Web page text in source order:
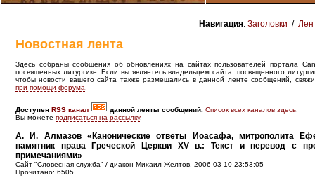
Навигация: Заголовки /
Новостная лента
Здесь собраны сообщения об обновлениях на сайтах пользователей портала
посвященных литургике. Если вы являетесь владельцем сайта, посвященного
чтобы новости вашего сайта также размещались в данной ленте сообщений,
при помощи форума
Доступен RSS канал данной ленты сообщений. Список всех каналов здесь
Вы можете подписаться на рассылку.
А. И. Алмазов «Канонические ответы Иоасафа, митрополита
памятник права Греческой Церкви XV в.: Текст и перевод с
примечаниями»
Сайт "Словесная служба" / диакон Михаил Желтов, 2006-03-10 23:53:05
Прочитано: 6505.